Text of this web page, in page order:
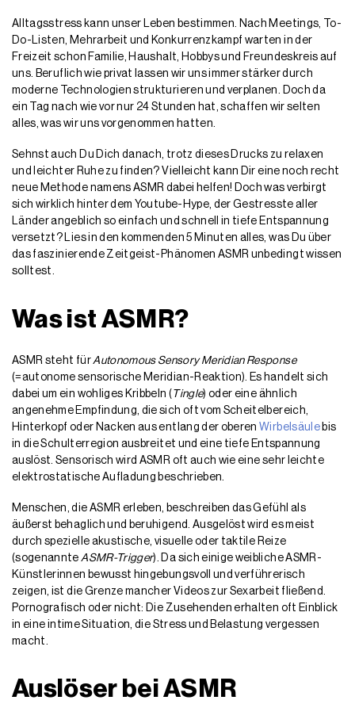
Alltagsstress kann unser Leben bestimmen. Nach Meetings, To-
Do-Listen, Mehrarbeit und Konkurrenzkampf warten in der
Freizeit schon Familie, Haushalt, Hobbys und Freundeskreis auf
uns. Beruflich wie privat lassen wir uns immer stärker durch
moderne Technologien strukturieren und verplanen. Doch da
ein Tag nach wie vor nur 24 Stunden hat, schaffen wir selten
alles, was wir uns vorgenommen hatten.
Sehnst auch Du Dich danach, trotz dieses Drucks zu relaxen
und leichter Ruhe zu finden? Vielleicht kann Dir eine noch recht
neue Methode namens ASMR dabei helfen! Doch was verbirgt
sich wirklich hinter dem Youtube-Hype, der Gestresste aller
Länder angeblich so einfach und schnell in tiefe Entspannung
versetzt? Lies in den kommenden 5 Minuten alles, was Du über
das faszinierende Zeitgeist-Phänomen ASMR unbedingt wissen
solltest.
Was ist ASMR?
ASMR steht für Autonomous Sensory Meridian Response
(=autonome sensorische Meridian-Reaktion). Es handelt sich
dabei um ein wohliges Kribbeln ( Tingle) oder eine ähnlich
angenehme Empfindung, die sich oft vom Scheitelbereich,
Hinterkopf oder Nacken aus entlang der oberenWirbelsäulebis
in die Schulterregion ausbreitet und eine tiefe Entspannung
auslöst. Sensorisch wird ASMR oft auch wie eine sehr leichte
elektrostatische Aufladung beschrieben.
Menschen, die ASMR erleben, beschreiben das Gefühl als
äußerst behaglich und beruhigend. Ausgelöst wird es meist
durch spezielle akustische, visuelle oder taktile Reize
(sogenannte ASMR-Trigger). Da sich einige weibliche ASMR-
Künstlerinnen bewusst hingebungsvoll und verführerisch
zeigen, ist die Grenze mancher Videos zur Sexarbeit fließend.
Pornografisch oder nicht: Die Zusehenden erhalten oft Einblick
in eine intime Situation, die Stress und Belastung vergessen
macht.
Auslöser bei ASMR